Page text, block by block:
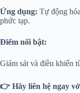
Ứng dụng: Tự động
phức tạp.
Điểm nổi bật:
Giám sát và điều khiển
👉 Hãy liên hệ ngay